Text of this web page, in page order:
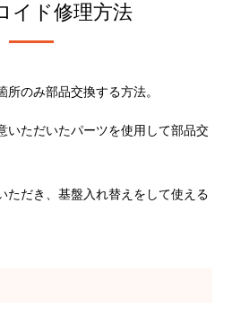
イド修理方法
所のみ部品交換する方法。
いただいたパーツを使用して部品交
ただき、基盤入れ替えをして使える